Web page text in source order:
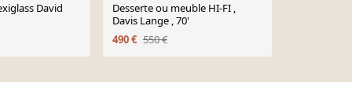
David
Desserte ou meuble HI-FI ,
Davis Lange , 70'
490 € 550 €